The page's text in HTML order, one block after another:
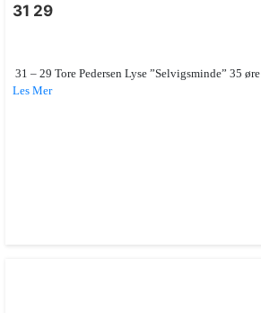
31 29
31 – 29 Tore Pedersen Lyse ”Selvigsminde” 35 øre
Les Mer